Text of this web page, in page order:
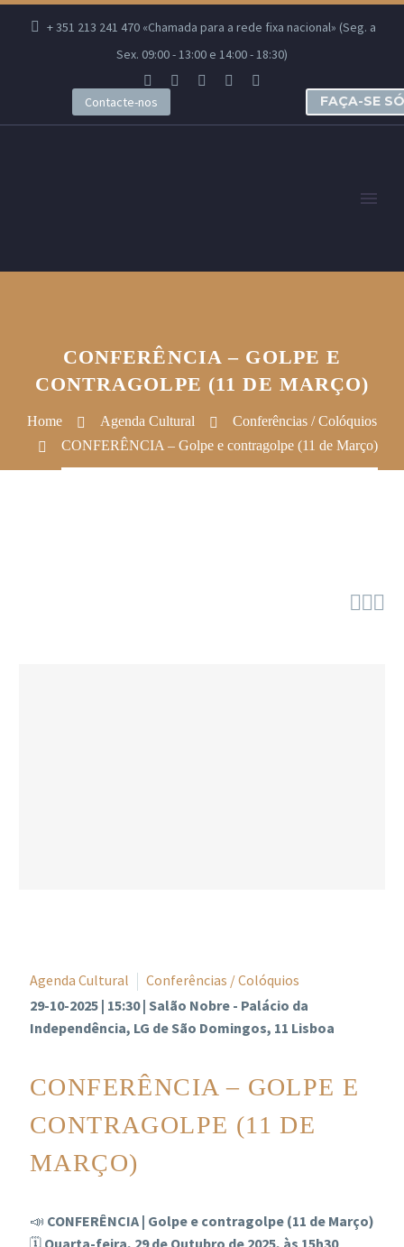
+ 351 213 241 470 «Chamada para a rede fixa nacional» (Seg. a
Sex. 09:00 - 13:00 e 14:00 - 18:30)
Contacte-nos FAÇA-SE
CONFERÊNCIA – GOLPE E
CONTRAGOLPE (11 DE MARÇO)
Home Agenda Cultural
Conferências / Colóquios
CONFERÊNCIA – Golpe e contragolpe (11 de Março)

Agenda Cultural
Conferências / Colóquios
29-10-2025 | 15:30 | Salão Nobre - Palácio da
Independência, LG de São Domingos, 11 Lisboa
CONFERÊNCIA – GOLPE E
CONTRAGOLPE (11 DE
MARÇO)
📣 CONFERÊNCIA | Golpe e contragolpe (11 de Março)